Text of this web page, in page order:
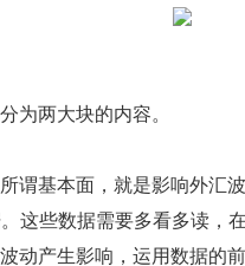
两大块的内容。
基本面，就是影响外汇波
这些数据需要多看多读，
动产生影响，运用数据的